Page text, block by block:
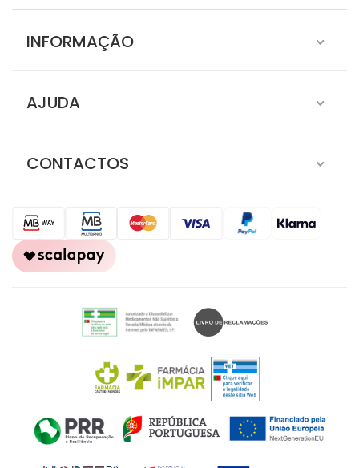
INFORMAÇÃO
AJUDA
CONTACTOS